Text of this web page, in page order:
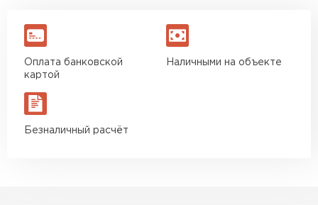
Оплата банковской
картой
Наличными на объекте
Безналичный расчёт